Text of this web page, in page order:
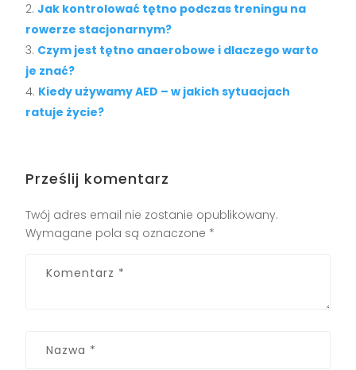
Jak kontrolować tętno podczas treningu na
rowerze stacjonarnym?
Czym jest tętno anaerobowe i dlaczego warto
je znać?
Kiedy używamy AED – w jakich sytuacjach
ratuje życie?
Prześlij komentarz
Twój adres email nie zostanie opublikowany.
Wymagane pola są oznaczone *